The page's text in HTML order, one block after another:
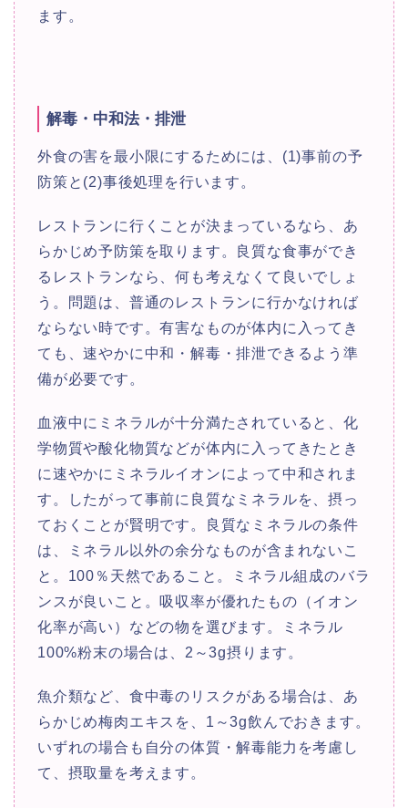
ます。
解毒・中和法・排泄
外食の害を最小限にするためには、(1)事前の予
防策と(2)事後処理を行います。
レストランに行くことが決まっているなら、あ
らかじめ予防策を取ります。良質な食事ができ
るレストランなら、何も考えなくて良いでしょ
う。問題は、普通のレストランに行かなければ
ならない時です。有害なものが体内に入ってき
ても、速やかに中和・解毒・排泄できるよう準
備が必要です。
血液中にミネラルが十分満たされていると、化
学物質や酸化物質などが体内に入ってきたとき
に速やかにミネラルイオンによって中和されま
す。したがって事前に良質なミネラルを、摂っ
ておくことが賢明です。良質なミネラルの条件
は、ミネラル以外の余分なものが含まれないこ
と。100％天然であること。ミネラル組成のバラ
ンスが良いこと。吸収率が優れたもの（イオン
化率が高い）などの物を選びます。ミネラル
100%粉末の場合は、2～3g摂ります。
魚介類など、食中毒のリスクがある場合は、あ
らかじめ梅肉エキスを、1～3g飲んでおきます。
いずれの場合も自分の体質・解毒能力を考慮し
て、摂取量を考えます。